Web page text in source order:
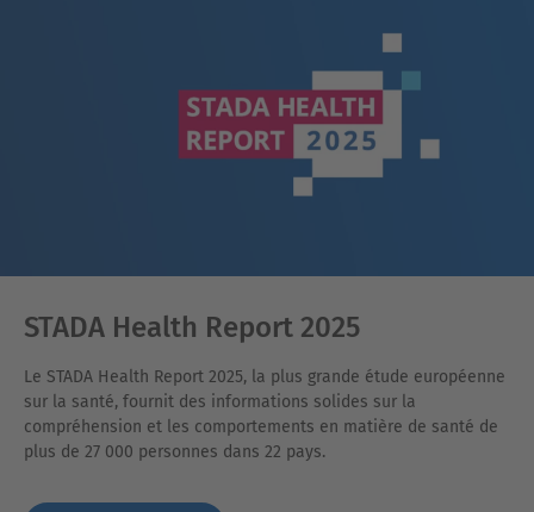
STADA Health Report 2025
Le STADA Health Report 2025, la plus grande étude européenne
sur la santé, fournit des informations solides sur la
compréhension et les comportements en matière de santé de
plus de 27 000 personnes dans 22 pays.